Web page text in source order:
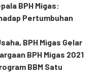
BPH Migas:
Pertumbuhan
BPH Migas Gelar
BPH Migas 2021
BBM Satu